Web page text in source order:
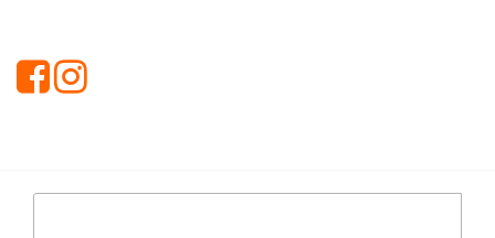
FacebookInstagram